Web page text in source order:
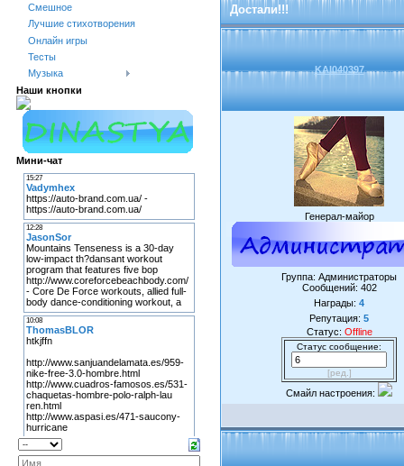
Смешное
Лучшие стихотворения
Онлайн игры
Тесты
Музыка
Наши кнопки
Мини-чат
Достали!!!
KAI040397
Генерал-майор
Группа: Администраторы
Сообщений: 402
Награды: 4
Репутация: 5
Статус: Offline
Статус сообщение:
[ред.]
Смайл настроения: